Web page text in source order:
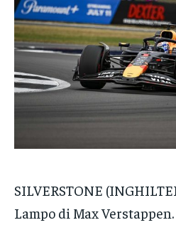
POLITICA
ECONOMIA
SPORT
GRUPPO
POLITICA
ECONOMIA
SPORT
POLITICA
ECONOMIA
SPORT
SILVERSTONE
Lampo di Max